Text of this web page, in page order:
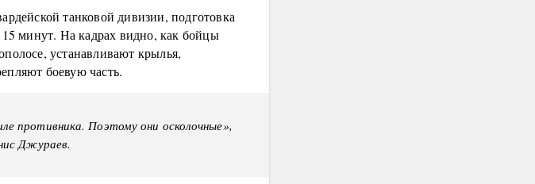
танковой дивизии, подготовка
15 минут. На кадрах видно, как бойцы
устанавливают крылья,
боевую часть.
противника. Поэтому они осколочные»,
Джураев.